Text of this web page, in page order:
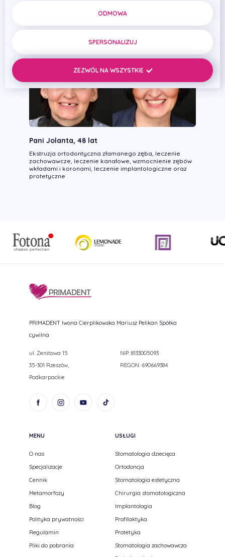
Pani Jolanta, 48 lat
Ekstruzja ortodontyczna złamanego zęba, leczenie
zachowawcze, leczenie kanałowe, wzmocnienie zębów
wkładami i koronami, leczenie implantologiczne oraz
protetyczne
PRIMADENT Iwona Cierplikowska Mariusz Pelikan Spółka
cywilna
ul. Zenitowa 15
35-301 Rzeszów,
Podkarpackie
NIP: 8133005093
REGON: 690669384
MENU
O nas
Specjalizacje
Cennik
Metamorfozy
Blog
Polityka prywatności
Regulamin
Pliki do pobrania
USŁUGI
Stomatologia dziecięca
Ortodoncja
Stomatologia estetyczna
Chirurgia stomatologiczna
Implantologia
Profilaktyka
Protetyka
Stomatologia zachowawcza
ODMOWA
SPERSONALIZUJ
ZEZWÓL NA WSZYSTKIE